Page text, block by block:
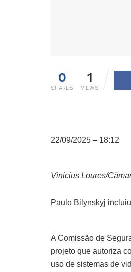
0
SHARES
1
VIEWS
22/09/2025 – 18:12
Vinicius Loures/
Paulo Bilynskyj
A Comissão de
projeto que autoriza
uso de sistemas de